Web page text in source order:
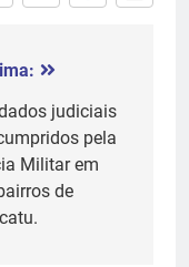
judiciais
pela
Militar em
de